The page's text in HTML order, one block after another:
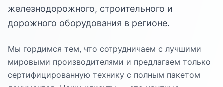
железнодорожного, строительного и
дорожного оборудования в регионе.
Мы гордимся тем, что сотрудничаем с лучшими
мировыми производителями и предлагаем только
сертифицированную технику с полным пакетом